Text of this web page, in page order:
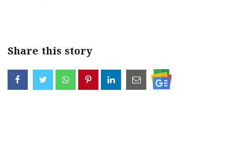
Share this story